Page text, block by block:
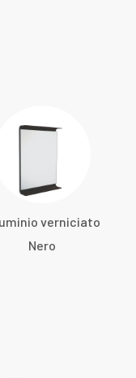
verniciato
Nero